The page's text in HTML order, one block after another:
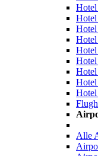
Hotel
Hotel
Alle